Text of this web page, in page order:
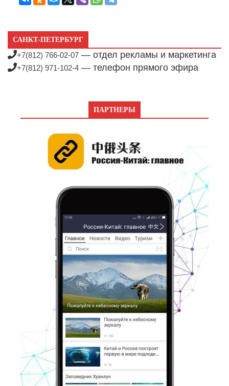
САНКТ-ПЕТЕРБУРГ
+7(812) 766-02-07 — отдел рекламы и маркетинга
+7(812) 971-102-4 — телефон прямого эфира
ПАРТНЕРЫ